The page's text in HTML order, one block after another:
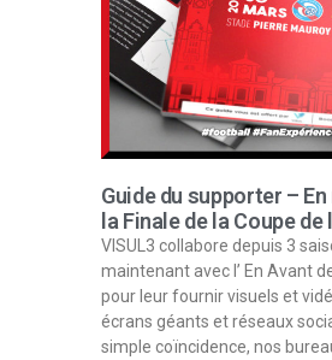
Guide du supporter –
la Finale de la Coupe de
VISUL3 collabore depuis 3
maintenant avec l’ En Avant
pour leur fournir visuels et
écrans géants et réseaux
simple coïncidence, nos